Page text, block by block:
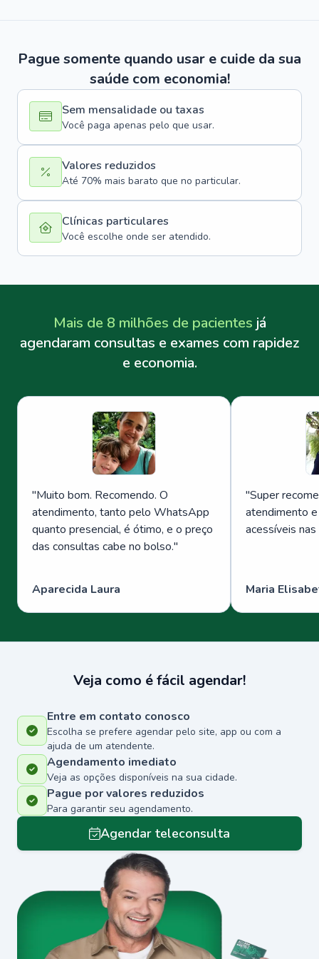
Pague somente quando usar e cuide da sua
saúde com economia!
Sem mensalidade ou taxas
Você paga apenas pelo que usar.
Valores reduzidos
Até 70% mais barato que no particular.
Clínicas particulares
Você escolhe onde ser atendido.
Mais de 8 milhões de pacientes já
agendaram consultas e exames com rapidez
e economia.
"Muito bom. Recomendo. O
atendimento, tanto pelo WhatsApp
quanto presencial, é ótimo, e o preço
das consultas cabe no bolso."
Aparecida Laura
"Super
atendimento
acessíveis
Maria
Veja como é fácil agendar!
Entre em contato conosco
Escolha se prefere agendar pelo site, app ou com a
ajuda de um atendente.
Agendamento imediato
Veja as opções disponíveis na sua cidade.
Pague por valores reduzidos
Para garantir seu agendamento.
Agendar teleconsulta